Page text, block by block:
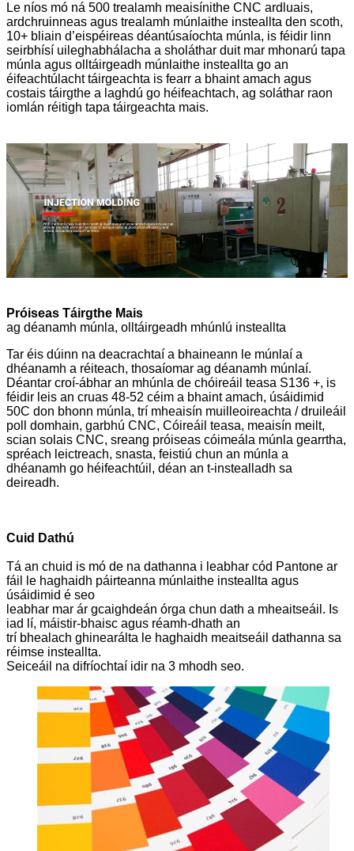
Le níos mó ná 500 trealamh meaisínithe CNC ardluais,
ardchruinneas agus trealamh múnlaithe insteallta den scoth,
10+ bliain d’eispéireas déantúsaíochta múnla, is féidir linn
seirbhísí uileghabhálacha a sholáthar duit mar mhonarú tapa
múnla agus olltáirgeadh múnlaithe insteallta go an
éifeachtúlacht táirgeachta is fearr a bhaint amach agus
costais táirgthe a laghdú go héifeachtach, ag soláthar raon
iomlán réitigh tapa táirgeachta mais.
Próiseas Táirgthe Mais
ag déanamh múnla, olltáirgeadh mhúnlú insteallta
Tar éis dúinn na deacrachtaí a bhaineann le múnlaí a
dhéanamh a réiteach, thosaíomar ag déanamh múnlaí.
Déantar croí-ábhar an mhúnla de chóireáil teasa S136 +, is
féidir leis an cruas 48-52 céim a bhaint amach, úsáidimid
50C don bhonn múnla, trí mheaisín muilleoireachta / druileáil
poll domhain, garbhú CNC, Cóireáil teasa, meaisín meilt,
scian solais CNC, sreang próiseas cóimeála múnla gearrtha,
spréach leictreach, snasta, feistiú chun an múnla a
dhéanamh go héifeachtúil, déan an t-instealladh sa
deireadh.
Cuid Dathú
Tá an chuid is mó de na dathanna i leabhar cód Pantone ar
fáil le haghaidh páirteanna múnlaithe insteallta agus
úsáidimid é seo
leabhar mar ár gcaighdeán órga chun dath a mheaitseáil. Is
iad lí, máistir-bhaisc agus réamh-dhath an
trí bhealach ghinearálta le haghaidh meaitseáil dathanna sa
réimse insteallta.
Seiceáil na difríochtaí idir na 3 mhodh seo.